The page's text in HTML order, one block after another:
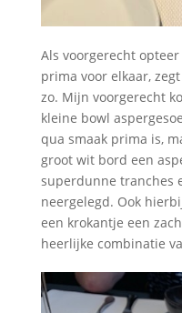
Als voorgerecht
prima voor elkaar,
zo. Mijn voorgerecht
kleine bowl
qua smaak prima is,
groot wit bord een
superdunne tranches
neergelegd. Ook
een krokantje een
heerlijke combinatie